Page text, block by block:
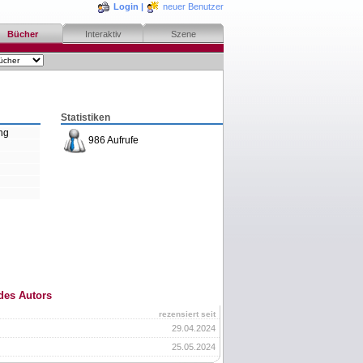
Login | neuer Benutzer
Bücher Interaktiv Szene
Statistiken
986 Aufrufe
Autors
rezensiert seit
29.04.2024
25.05.2024